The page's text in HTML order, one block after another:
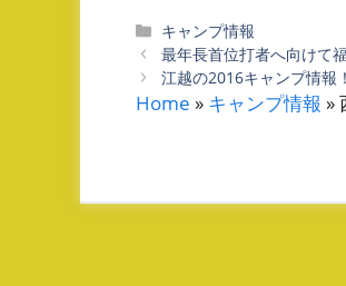
カ
テ
ゴ
リ
キャンプ情報
最年長首位打者へ向けて
江越の2016キャンプ情報
Home » キャンプ情報 »